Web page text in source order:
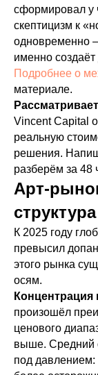
сформировал у
скептицизм к
одновременно
именно создаёт
Подробнее о
материале.
Vincent Capital
реальную
решения.
разберём за 48
Арт-
структура
К 2025 году
превысил
этого рынка
осям.
Концентрация
произошёл
ценового
выше. Средний
под давлением: